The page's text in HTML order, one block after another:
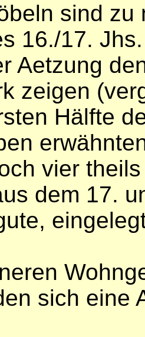
sind
16./17.
Aetzung
zeigen
Hälfte
vier
dem 17.
sich eine